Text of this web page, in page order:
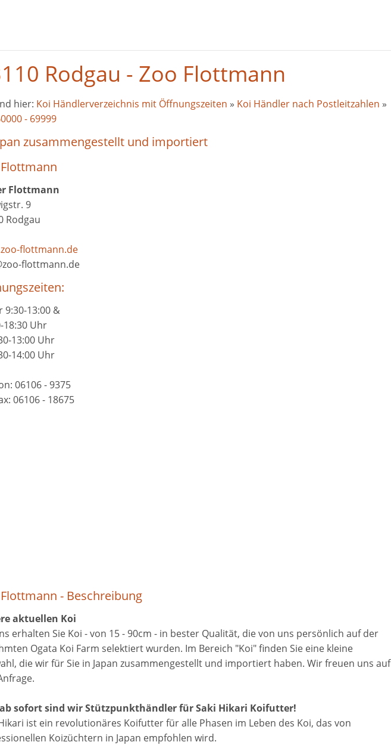
Rodgau - Zoo Flottmann
hier: Koi Händlerverzeichnis mit Öffnungszeiten » Koi Händler nach Postleitzahlen »
- 69999
zusammengestellt und importiert
Flottmann
9
Rodgau
flottmann.de
flottmann.de
9:30-13:00 &
18:30 Uhr
13:00 Uhr
14:00 Uhr
06106 - 9375
06106 - 18675
- Beschreibung
aktuellen Koi
erhalten Sie Koi - von 15 - 90cm - in bester Qualität, die von uns persönlich auf der
Ogata Koi Farm selektiert wurden. Im Bereich "Koi" finden Sie eine kleine
die wir für Sie in Japan zusammengestellt und importiert haben. Wir freuen uns auf
ab sofort sind wir Stützpunkthändler für Saki Hikari Koifutter!
ist ein revolutionäres Koifutter für alle Phasen im Leben des Koi, das von
Koizüchtern in Japan empfohlen wird.